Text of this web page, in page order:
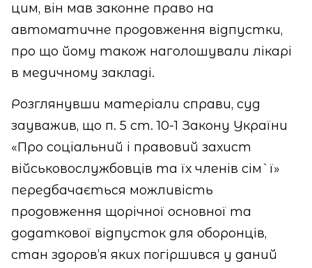
цим, він мав законне право на
автоматичне продовження відпустки,
про що йому також наголошували лікарі
в медичному закладі.
Розглянувши матеріали справи, суд
зауважив, що п. 5 ст. 10-1 Закону України
«Про соціальний і правовий захист
військовослужбовців та їх членів сім`ї»
передбачається можливість
продовження щорічної основної та
додаткової відпусток для оборонців,
стан здоров’я яких погіршився у даний